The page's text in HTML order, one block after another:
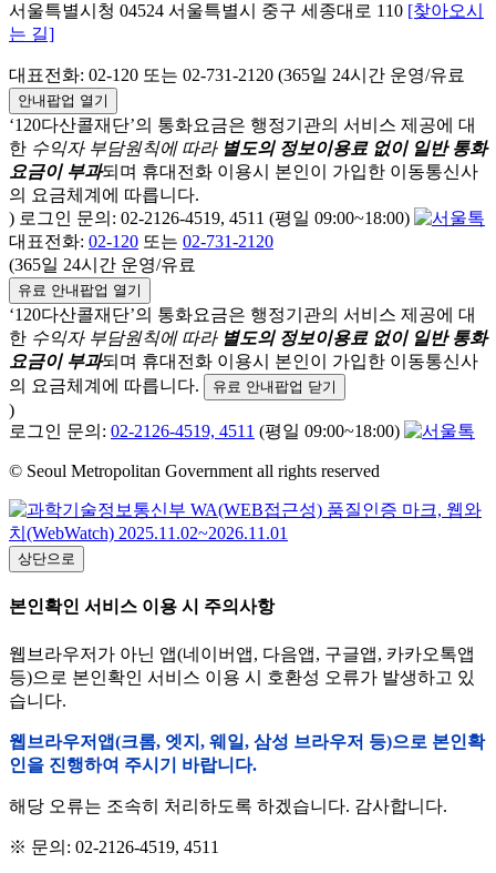
서울특별시청 04524 서울특별시 중구 세종대로 110 [찾아오시
는 길]
대표전화: 02-120 또는 02-731-2120 (365일 24시간 운영/유료
안내팝업 열기
‘120다산콜재단’의 통화요금은 행정기관의 서비스 제공에 대
한 수익자 부담원칙에 따라 별도의 정보이용료 없이 일반 통화
요금이 부과되며 휴대전화 이용시 본인이 가입한 이동통신사
의 요금체계에 따릅니다.
) 로그인 문의: 02-2126-4519, 4511 (평일 09:00~18:00)
대표전화: 02-120 또는 02-731-2120
(365일 24시간 운영/유료
유료 안내팝업 열기
‘120다산콜재단’의 통화요금은 행정기관의 서비스 제공에 대
한 수익자 부담원칙에 따라 별도의 정보이용료 없이 일반 통화
요금이 부과되며 휴대전화 이용시 본인이 가입한 이동통신사
의 요금체계에 따릅니다.
유료 안내팝업 닫기
)
로그인 문의: 02-2126-4519, 4511 (평일 09:00~18:00)
© Seoul Metropolitan Government all rights reserved
상단으로
본인확인 서비스 이용 시 주의사항
웹브라우저가 아닌 앱(네이버앱, 다음앱, 구글앱, 카카오톡앱
등)으로 본인확인 서비스 이용 시 호환성 오류가 발생하고 있
습니다.
웹브라우저앱(크롬, 엣지, 웨일, 삼성 브라우저 등)으로 본인확
인을 진행하여 주시기 바랍니다.
해당 오류는 조속히 처리하도록 하겠습니다. 감사합니다.
※ 문의: 02-2126-4519, 4511